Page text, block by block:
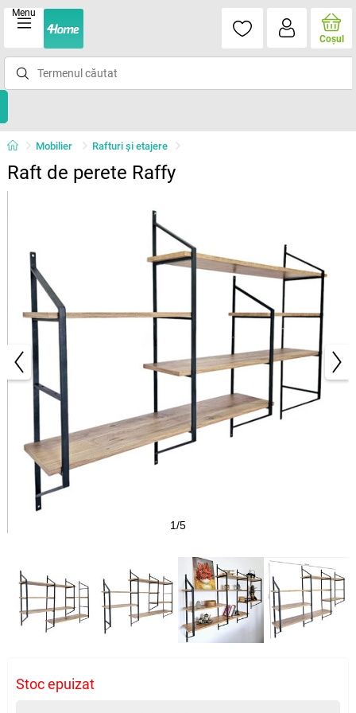
Menu
Coşul
Mobilier Rafturi şi etajere
Raft de perete Raffy
1/5
Stoc epuizat